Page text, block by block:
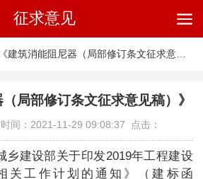
征求意见
《建筑消能阻尼器（局部修订条文征求意见稿）》
（局部修订条文征求意见稿）》
间：2021-11-29 09:08:37 点击：
建设部关于印发2019年工程建设
关工作计划的通知》（建标函